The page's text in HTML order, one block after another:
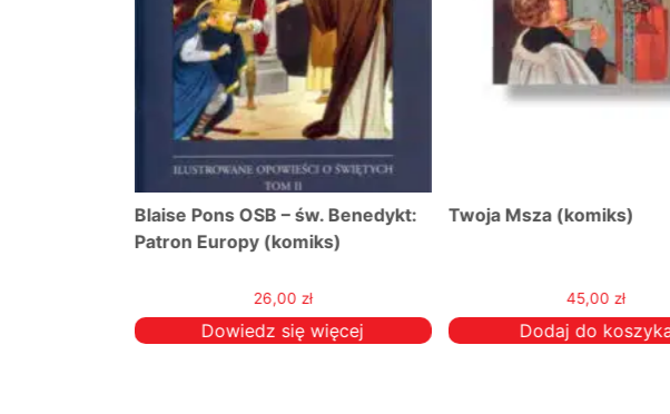
Blaise Pons OSB – św. Benedykt:
Patron Europy (komiks)
26,00 zł
Dowiedz się więcej
Twoja Msza (komiks)
45,00 zł
Dodaj do koszyka